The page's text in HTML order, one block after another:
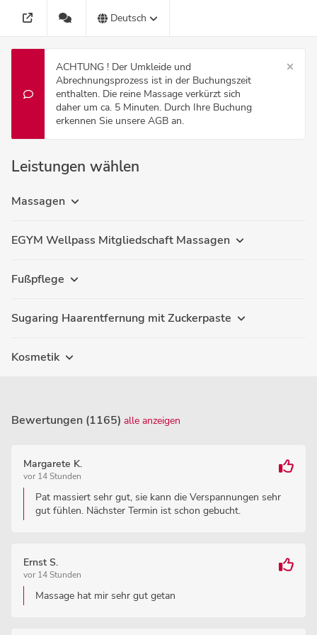
Deutsch
ACHTUNG ! Der Umkleide und
Abrechnungsprozess ist in der Buchungszeit
enthalten. Die reine Massage verkürzt sich
daher um ca. 5 Minuten. Durch Ihre Buchung
erkennen Sie unsere AGB an.
Leistungen wählen
Massagen
EGYM Wellpass Mitgliedschaft Massagen
Fußpflege
Sugaring Haarentfernung mit Zuckerpaste
Kosmetik
Bewertungen (1165) alle anzeigen
Margarete K.
vor 14 Stunden
Pat massiert sehr gut, sie kann die Verspannungen sehr
gut fühlen. Nächster Termin ist schon gebucht.
Ernst S.
vor 14 Stunden
Massage hat mir sehr gut getan